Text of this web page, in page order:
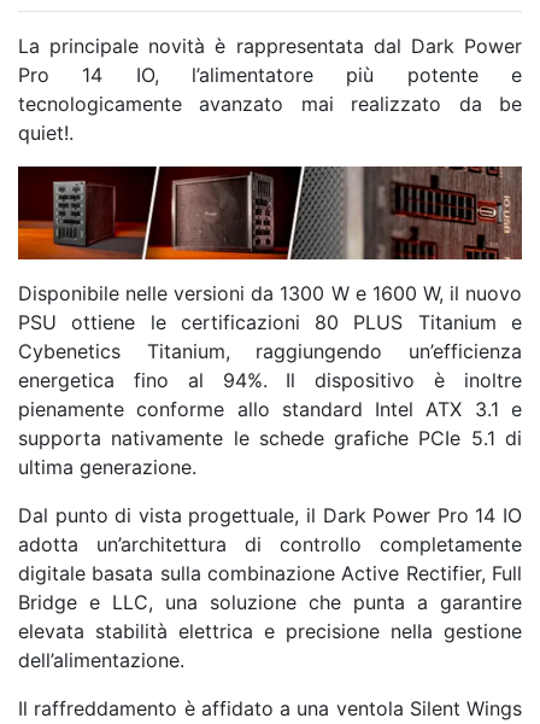
La principale novità è rappresentata dal Dark Power
Pro 14 IO, l’alimentatore più potente e
tecnologicamente avanzato mai realizzato da be
quiet!.
Disponibile nelle versioni da 1300 W e 1600 W, il nuovo
PSU ottiene le certificazioni 80 PLUS Titanium e
Cybenetics Titanium, raggiungendo un’efficienza
energetica fino al 94%. Il dispositivo è inoltre
pienamente conforme allo standard Intel ATX 3.1 e
supporta nativamente le schede grafiche PCIe 5.1 di
ultima generazione.
Dal punto di vista progettuale, il Dark Power Pro 14 IO
adotta un’architettura di controllo completamente
digitale basata sulla combinazione Active Rectifier, Full
Bridge e LLC, una soluzione che punta a garantire
elevata stabilità elettrica e precisione nella gestione
dell’alimentazione.
Il raffreddamento è affidato a una ventola Silent Wings